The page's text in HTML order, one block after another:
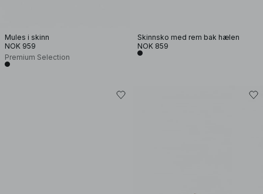
Mules i skinn
NOK 959
Premium Selection
Skinnsko med rem bak hælen
NOK 859